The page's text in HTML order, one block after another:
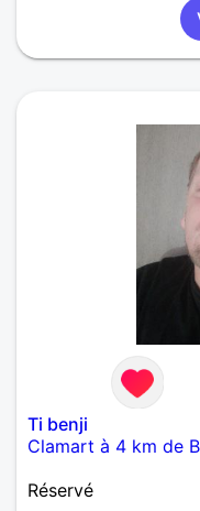
Ti benji
Clamart à 4 km de
Réservé